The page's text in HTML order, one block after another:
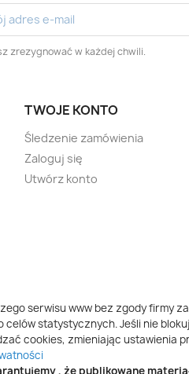
zrezygnować w każdej chwili.
TWOJE KONTO
Śledzenie zamówienia
Zaloguj się
Utwórz konto
serwisu www bez zgody firmy
statystycznych. Jeśli nie
cookies, zmieniając ustawienia
, że publikowane